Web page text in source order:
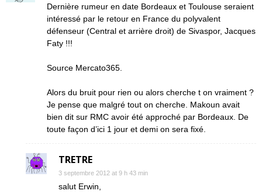
Dernière rumeur en date Bordeaux et Toulouse seraient
intéressé par le retour en France du polyvalent
défenseur (Central et arrière droit) de Sivaspor, Jacques
Faty !!!
Source Mercato365.
Alors du bruit pour rien ou alors cherche t on vraiment ?
Je pense que malgré tout on cherche. Makoun avait
bien dit sur RMC avoir été approché par Bordeaux. De
toute façon d’ici 1 jour et demi on sera fixé.
TRETRE
3 septembre 2012 at 9 h 43 min
salut Erwin,